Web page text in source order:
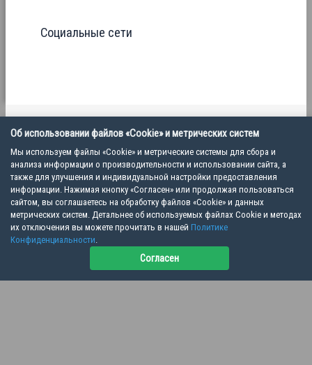
Социальные сети
Политика конфиденциальности
Пользовательское соглашение
Copyright © 2026 Ветеринарная школа VET MEET | ООО "ВМ", ИНН 7805824035
Об использовании файлов «Cookie» и метрических систем
Мы используем файлы «Cookie» и метрические системы для сбора и
анализа информации о производительности и использовании сайта, а
также для улучшения и индивидуальной настройки предоставления
информации. Нажимая кнопку «Согласен» или продолжая пользоваться
сайтом, вы соглашаетесь на обработку файлов «Cookie» и данных
метрических систем. Детальнее об используемых файлах Cookie и методах
их отключения вы можете прочитать в нашей Политике
Конфиденциальности.
Согласен